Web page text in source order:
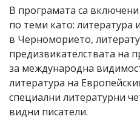
сигнализирайте
ни!
В програмата са
по теми като: литература
в Черноморието,
предизвикателствата на
за международна
литература на
специални литературни
видни писатели.